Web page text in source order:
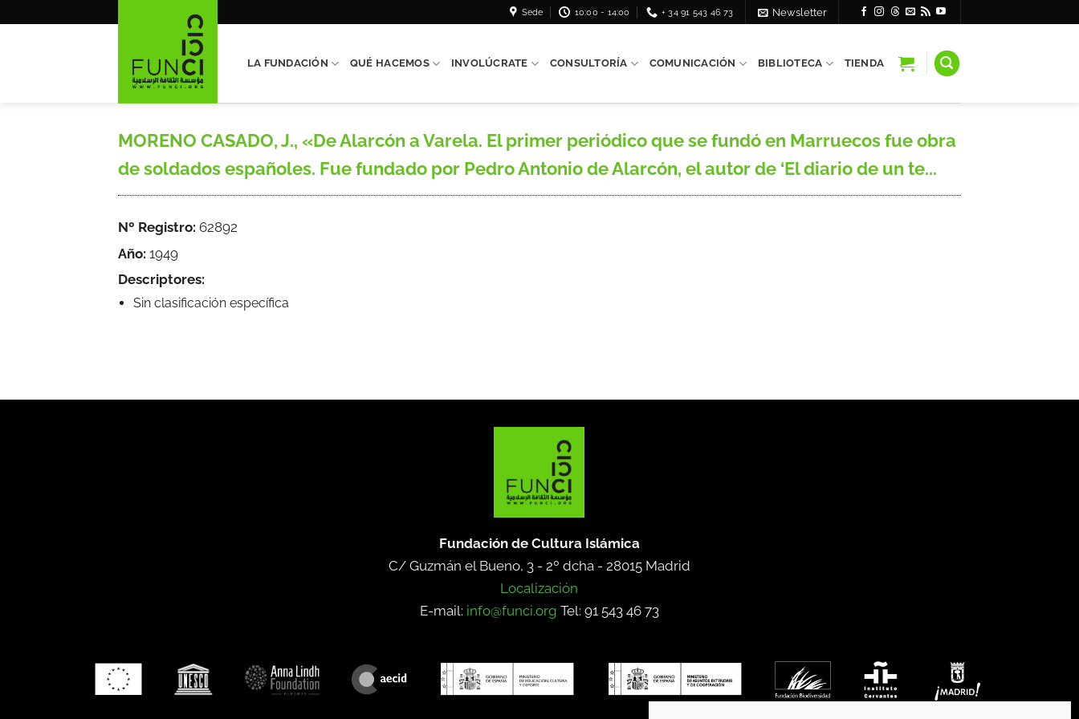
Sede 10:00 - 14:00 + 34 91 543 46 73 Newsletter
LA FUNDACIÓN QUÉ HACEMOS INVOLÚCRATE CONSULTORÍA COMUNICACIÓN BIBLIOTECA TIENDA
MORENO CASADO, J., «De Alarcón a Varela. El primer periódico que se fundó en Marruecos fue obra
de soldados españoles. Fue fundado por Pedro Antonio de Alarcón, el autor de ‘El diario de un te...
Nº Registro: 62892
Año: 1949
Descriptores:
Sin clasificación específica
Fundación de Cultura Islámica
C/ Guzmán el Bueno, 3 - 2º dcha - 28015 Madrid
Localización
E-mail: info@funci.org Tel: 91 543 46 73